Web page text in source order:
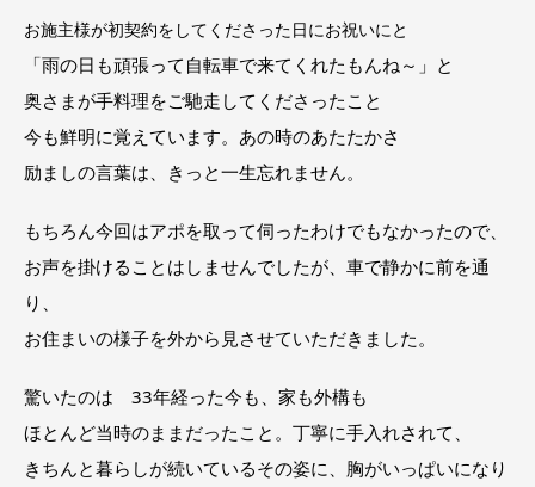
お施主様が初契約をしてくださった日にお祝いにと
「雨の日も頑張って自転車で来てくれたもんね～」と
奥さまが手料理をご馳走してくださったこと
今も鮮明に覚えています。あの時のあたたかさ
励ましの言葉は、きっと一生忘れません。
もちろん今回はアポを取って伺ったわけでもなかったので、
お声を掛けることはしませんでしたが、車で静かに前を通
り、
お住まいの様子を外から見させていただきました。
驚いたのは 33年経った今も、家も外構も
ほとんど当時のままだったこと。丁寧に手入れされて、
きちんと暮らしが続いているその姿に、胸がいっぱいになり